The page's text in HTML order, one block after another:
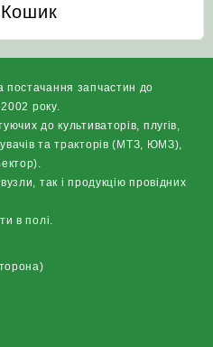
Кошик
запчастин до
2002 року.
до культиваторів, плугів,
та тракторів (МТЗ, ЮМЗ),
так і продукцію провідних
в полі.